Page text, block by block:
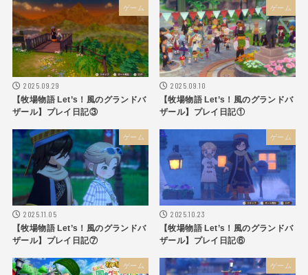
ゲーム
2025.09.29
【牧場物語 Let’s！風のグランドバ
ザール】プレイ日記③
ゲーム
2025.09.10
【牧場物語 Let’s！風のグランドバ
ザール】プレイ日記①
ゲーム
2025.11.05
【牧場物語 Let’s！風のグランドバ
ザール】プレイ日記⑦
ゲーム
2025.10.23
【牧場物語 Let’s！風のグランドバ
ザール】プレイ日記⑥
ゲーム ゲーム